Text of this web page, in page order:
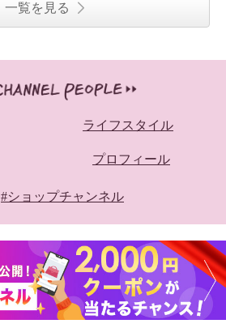
一覧を見る
ライフスタイル
プロフィール
#ショップチャンネル